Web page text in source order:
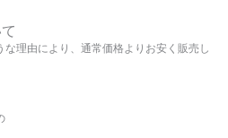
理由により、通常価格よりお安く販売し